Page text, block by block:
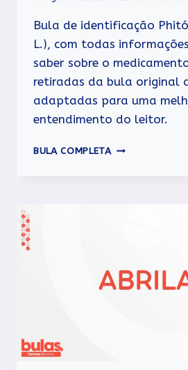
Bula de identificação
L.), com todas
saber sobre o
retiradas da bula original
adaptadas para uma
entendimento do leitor.
BULA COMPLETA PHITÓSS